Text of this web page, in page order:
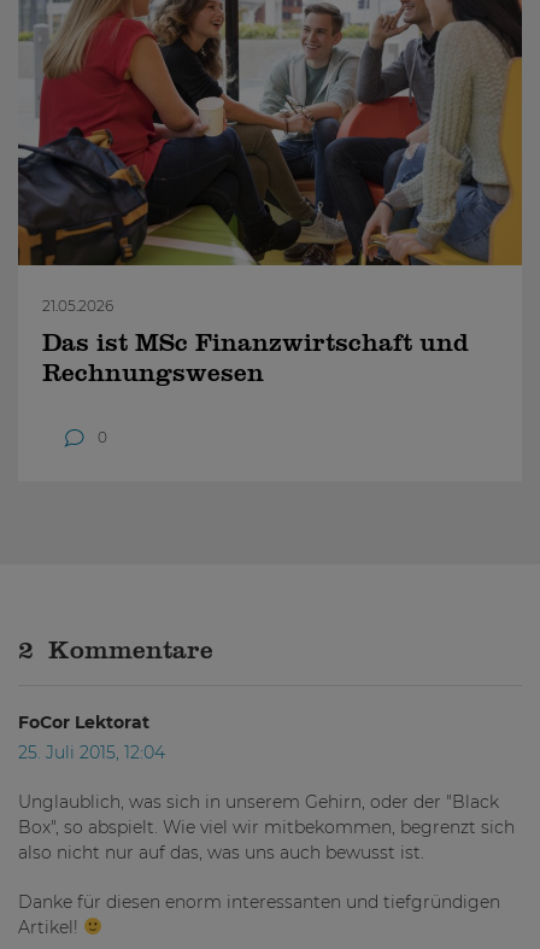
21.05.2026
Das ist MSc Finanzwirtschaft und
Rechnungswesen
0
2 Kommentare
FoCor Lektorat
25. Juli 2015, 12:04
Unglaublich, was sich in unserem Gehirn, oder der "Black
Box", so abspielt. Wie viel wir mitbekommen, begrenzt sich
also nicht nur auf das, was uns auch bewusst ist.
Danke für diesen enorm interessanten und tiefgründigen
Artikel!